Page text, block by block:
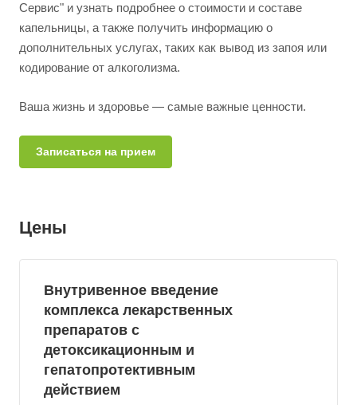
Сервис" и узнать подробнее о стоимости и составе
капельницы, а также получить информацию о
дополнительных услугах, таких как вывод из запоя или
кодирование от алкоголизма.
Ваша жизнь и здоровье — самые важные ценности.
Записаться на прием
Цены
Внутривенное введение
комплекса лекарственных
препаратов с
детоксикационным и
гепатопротективным
действием